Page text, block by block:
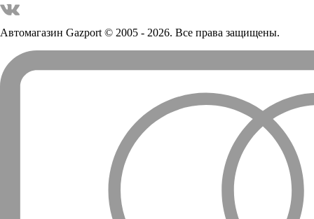
Автомагазин Gazport© 2005 - 2026. Все права защищены.